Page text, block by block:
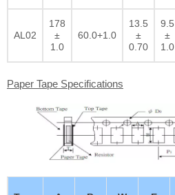
AL02
178
±
1.0
60.0+1.0
13.5
±
0.70
9.5
±
1.0
Paper Tape Specifications